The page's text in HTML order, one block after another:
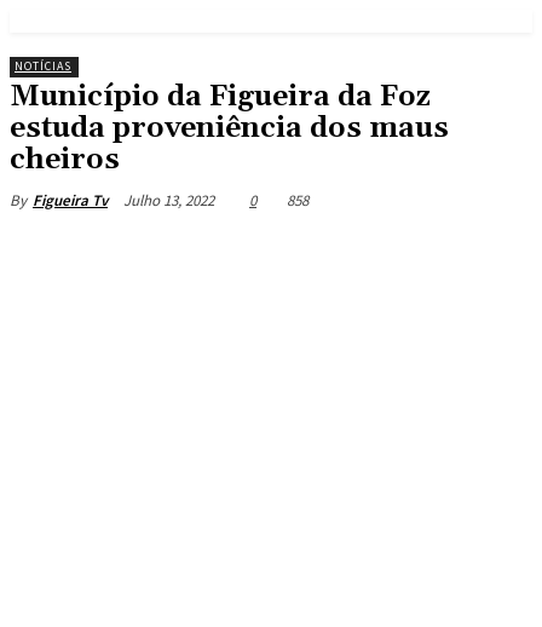
NOTÍCIAS
Município da Figueira da Foz
estuda proveniência dos maus
cheiros
By Figueira Tv Julho 13, 2022 0 858